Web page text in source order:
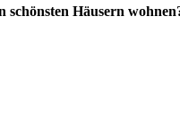
Häusern